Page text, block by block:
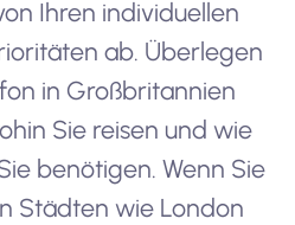
Ihren individuellen
ab. Überlegen
in Großbritannien
Sie reisen und wie
benötigen. Wenn Sie
Städten wie London